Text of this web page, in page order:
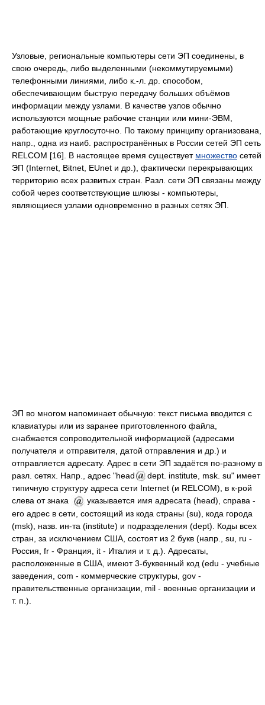
Узловые, региональные компьютеры сети ЭП соединены, в
свою очередь, либо выделенными (некоммутируемыми)
телефонными линиями, либо к.-л. др. способом,
обеспечивающим быструю передачу больших объёмов
информации между узлами. В качестве узлов обычно
используются мощные рабочие станции или мини-ЭВМ,
работающие круглосуточно. По такому принципу организована,
напр., одна из наиб. распространённых в России сетей ЭП сеть
RELCOM [16]. В настоящее время существует множество сетей
ЭП (Internet, Bitnet, EUnet и др.), фактически перекрывающих
территорию всех развитых стран. Разл. сети ЭП связаны между
собой через соответствующие шлюзы - компьютеры,
являющиеся узлами одновременно в разных сетях ЭП.
ЭП во многом напоминает обычную: текст письма вводится с
клавиатуры или из заранее приготовленного файла,
снабжается сопроводительной информацией (адресами
получателя и отправителя, датой отправления и др.) и
отправляется адресату. Адрес в сети ЭП задаётся по-разному в
разл. сетях. Напр., адрес "head
dept. institute, msk. su" имеет
типичную структуру адреса сети Internet (и RELCOM), в к-рой
слева от знака
указывается имя адресата (head), справа -
его адрес в сети, состоящий из кода страны (su), кода города
(msk), назв. ин-та (institute) и подразделения (dept). Коды всех
стран, за исключением США, состоят из 2 букв (напр., su, ru -
Россия, fr - Франция, it - Италия и т. д.). Адресаты,
расположенные в США, имеют 3-буквенный код (edu - учебные
заведения, com - коммерческие структуры, gov -
правительственные организации, mil - военные организации и
т. п.).